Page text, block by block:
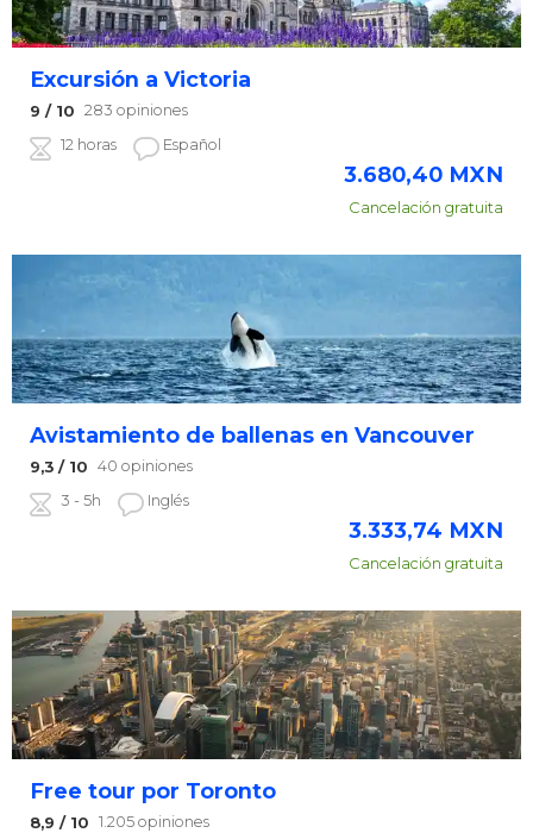
Excursión a Victoria
9 / 10 283 opiniones
12 horas
Español
3.680,40 MXN
Cancelación gratuita
Avistamiento de ballenas en Vancouver
9,3 / 10 40 opiniones
3 - 5h
Inglés
3.333,74 MXN
Cancelación gratuita
Free tour por Toronto
8,9 / 10 1.205 opiniones